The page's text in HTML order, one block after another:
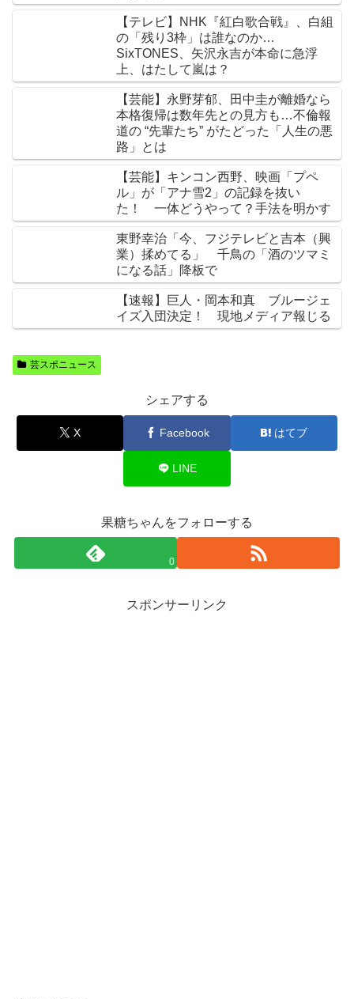
【テレビ】NHK『紅白歌合戦』、白組
の「残り3枠」は誰なのか…
SixTONES、矢沢永吉が本命に急浮
上、はたして嵐は？
【芸能】永野芽郁、田中圭が離婚なら
本格復帰は数年先との見方も…不倫報
道の “先輩たち” がたどった「人生の悪
路」とは
【芸能】キンコン西野、映画「プペ
ル」が「アナ雪2」の記録を抜い
た！ 一体どうやって？手法を明かす
東野幸治「今、フジテレビと吉本（興
業）揉めてる」 千鳥の「酒のツマミ
になる話」降板で
【速報】巨人・岡本和真 ブルージェ
イズ入団決定！ 現地メディア報じる
芸スポニュース
シェアする
X Facebook はてブ
LINE
果糖ちゃんをフォローする
0
スポンサーリンク